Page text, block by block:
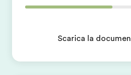
Scarica la